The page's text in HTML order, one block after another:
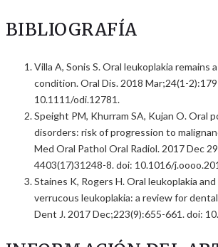
BIBLIOGRAFÍA
Villa A, Sonis S. Oral leukoplakia remains
condition. Oral Dis. 2018 Mar;24(1-
10.1111/odi.12781.
Speight PM, Khurram SA, Kujan O. Oral
disorders: risk of progression to
Med Oral Pathol Oral Radiol. 2017 Dec
4403(17)31248-8. doi: 10.1016/
Staines K, Rogers H. Oral leukoplakia
verrucous leukoplakia: a review for
Dent J. 2017 Dec;223(9):655-661. doi: